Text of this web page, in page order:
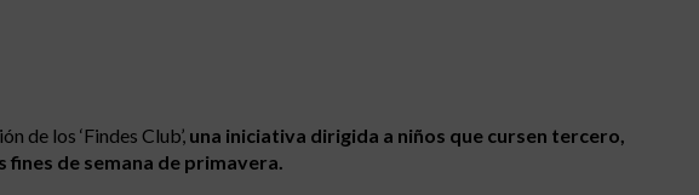
de los ‘Findes Club’, una iniciativa dirigida a niños que cursen tercero,
de semana de primavera.